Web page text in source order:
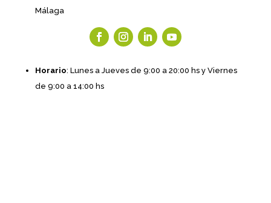
Málaga
Horario: Lunes a Jueves de 9:00 a 20:00 hs y Viernes
de 9:00 a 14:00 hs